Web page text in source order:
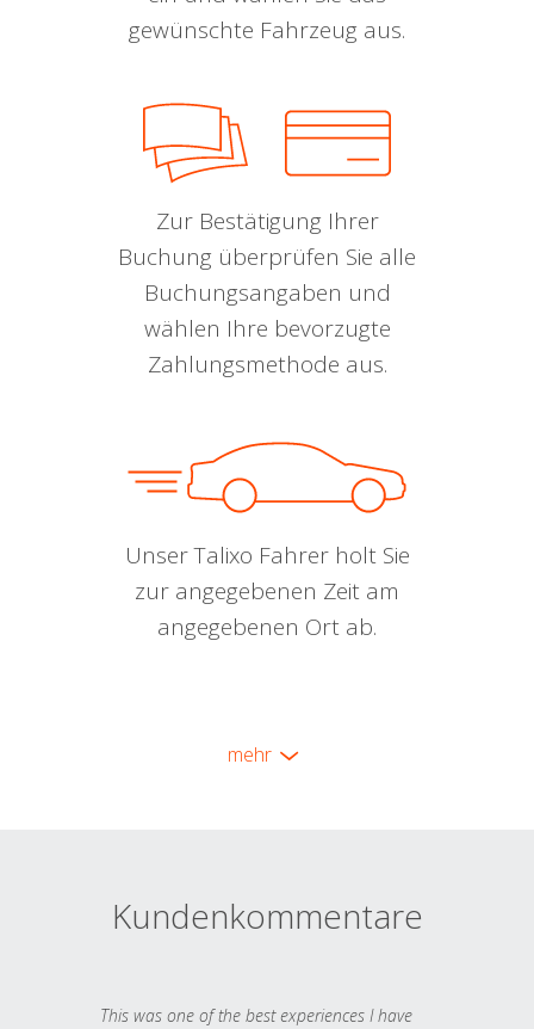
gewünschte Fahrzeug aus.
Zur Bestätigung Ihrer
Buchung überprüfen Sie alle
Buchungsangaben und
wählen Ihre bevorzugte
Zahlungsmethode aus.
Unser Talixo Fahrer holt Sie
zur angegebenen Zeit am
angegebenen Ort ab.
mehr
Kundenkommentare
This was one of the best experiences I have